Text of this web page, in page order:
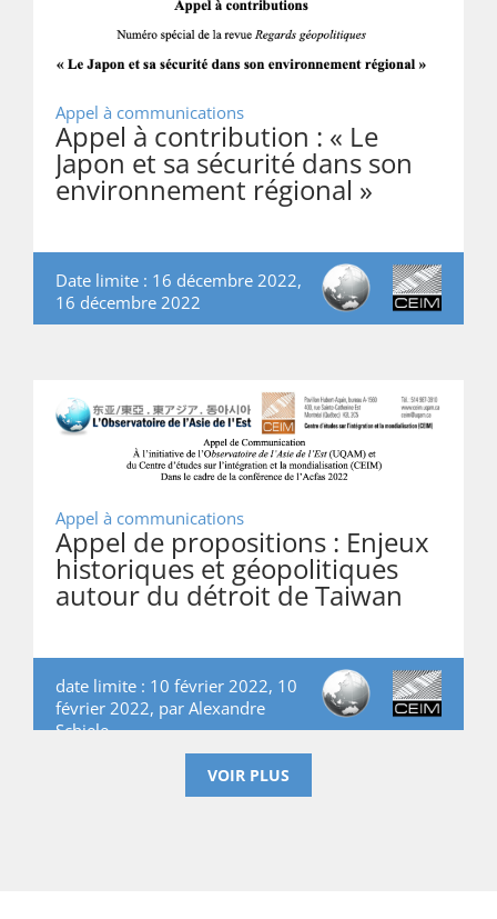
Appel à communications
Appel à contribution : « Le
Japon et sa sécurité dans son
environnement régional »
Date limite : 16 décembre 2022,
16 décembre 2022
Appel à communications
Appel de propositions : Enjeux
historiques et géopolitiques
autour du détroit de Taiwan
date limite : 10 février 2022, 10
février 2022, par Alexandre
Schiele
VOIR PLUS